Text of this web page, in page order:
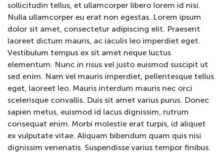
sollicitudin tellus, et ullamcorper libero lorem id nisi.
Nulla ullamcorper eu erat non egestas. Lorem ipsum
dolor sit amet, consectetur adipiscing elit. Praesent
laoreet dictum mauris, ac iaculis leo imperdiet eget.
Vestibulum tempus ex sit amet neque luctus
elementum. Nunc in risus vel justo euismod suscipit ut
sed enim. Nam vel mauris imperdiet, pellentesque tellus
eget, laoreet leo. Mauris interdum mauris nec orci
scelerisque convallis. Duis sit amet varius purus. Donec
sapien metus, euismod id lacus dignissim, rutrum
consequat enim. Morbi molestie erat turpis, id aliquet
ex vulputate vitae. Aliquam bibendum quam quis nisi
dignissim venenatis. Suspendisse varius tempor finibus.